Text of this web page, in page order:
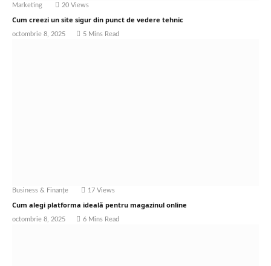
Marketing 20 Views
Cum creezi un site sigur din punct de vedere tehnic
octombrie 8, 2025 5 Mins Read
Business & Finanțe 17 Views
Cum alegi platforma ideală pentru magazinul online
octombrie 8, 2025 6 Mins Read